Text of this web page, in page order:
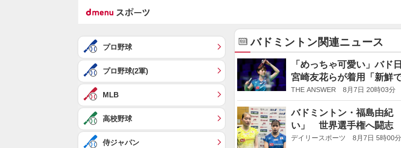
バドミントン関連ニュース
「めっちゃ可愛い」バ
宮崎友花らが着用「新鮮
THE ANSWER 8月7日 20時03分
バドミントン・福島由紀
い」 世界選手権へ闘志
デイリースポーツ 8月7日 5時00分
プロ野球
プロ野球(2軍)
MLB
高校野球
侍ジャパン